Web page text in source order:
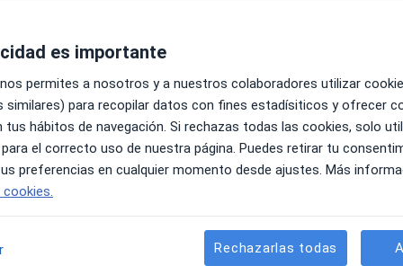
90 €
La reserva de cita online no está
Pedir una cita
es importante
permites a nosotros y a nuestros colaboradores utilizar
similares) para recopilar datos con fines estadísiticos y ofrecer
tus hábitos de navegación. Si rechazas todas las cookies, solo
el correcto uso de nuestra página. Puedes retirar tu
preferencias en cualquier momento desde ajustes. Más
Rechazarlas todas